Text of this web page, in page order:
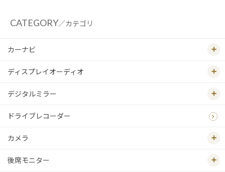
CATEGORY／カテゴリ
カーナビ
ディスプレイオーディオ
デジタルミラー
ドライブレコーダー
カメラ
後席モニター